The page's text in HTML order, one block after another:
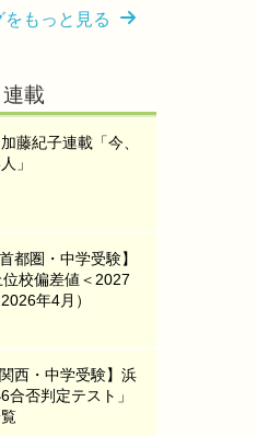
もっと見る
載
藤紀子連載「今、
」
都圏・中学受験】
位校偏差値＜2027
年4月）
西・中学受験】浜
合否判定テスト」